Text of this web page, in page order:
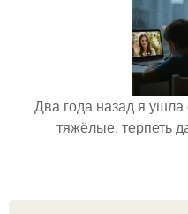
Два года назад я
тяжёлые, терпеть